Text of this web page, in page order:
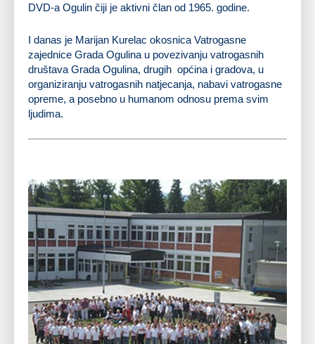
DVD-a Ogulin čiji je aktivni član od 1965. godine.
I danas je Marijan Kurelac okosnica Vatrogasne
zajednice Grada Ogulina u povezivanju vatrogasnih
društava Grada Ogulina, drugih općina i gradova, u
organiziranju vatrogasnih natjecanja, nabavi vatrogasne
opreme, a posebno u humanom odnosu prema svim
ljudima.